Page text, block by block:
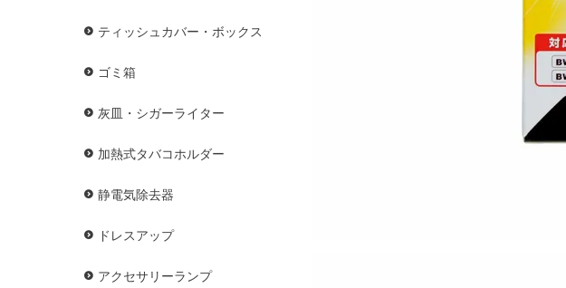
ティッシュカバー・ボックス
ゴミ箱
灰皿・シガーライター
加熱式タバコホルダー
静電気除去器
ドレスアップ
アクセサリーランプ